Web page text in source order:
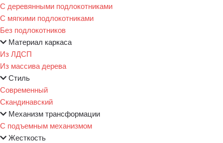
С деревянными подлокотниками
С мягкими подлокотниками
Без подлокотников
Материал каркаса
Из ЛДСП
Из массива дерева
Стиль
Современный
Скандинавский
Механизм трансформации
С подъемным механизмом
Жесткость